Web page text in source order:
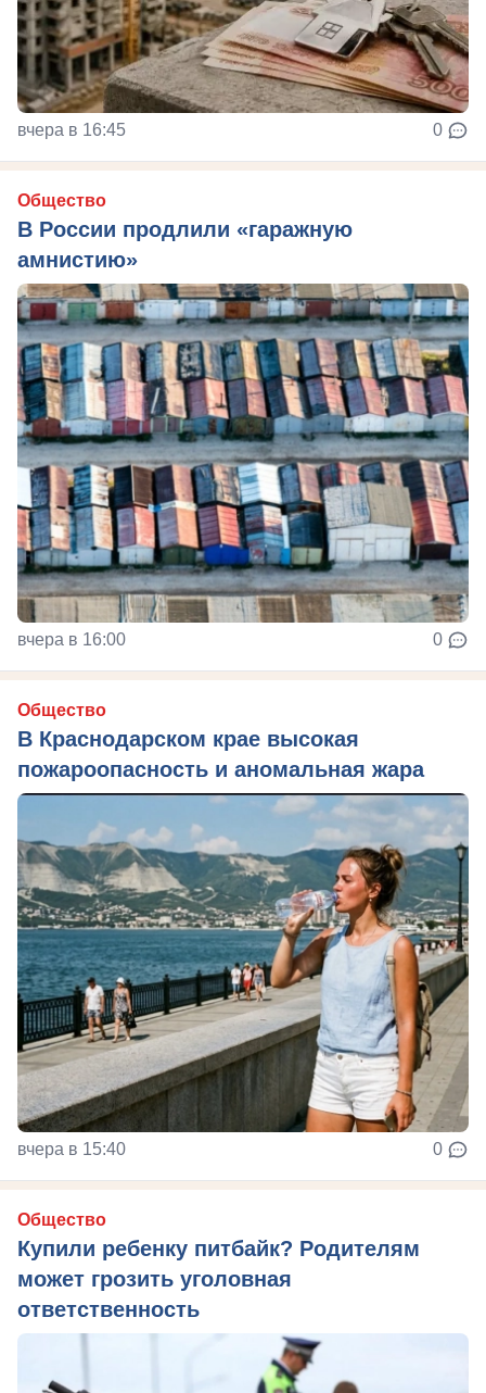
вчера в 16:45 0
Общество
В России продлили «гаражную
амнистию»
вчера в 16:00 0
Общество
В Краснодарском крае высокая
пожароопасность и аномальная жара
вчера в 15:40 0
Общество
Купили ребенку питбайк? Родителям
может грозить уголовная
ответственность